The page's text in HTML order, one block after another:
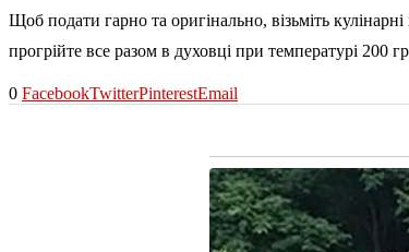
Щоб подати гарно та оригінально, візьміть
прогрійте все разом в духовці при температурі 200
0 FacebookTwitterPinterestEmail